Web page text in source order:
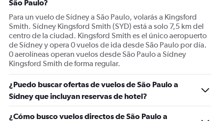
axis
displaying
values.
Range:
0
to
2400.
São Paulo?
Para un vuelo de Sídney a São Paulo, volarás a Kingsford
Smith. Sídney Kingsford Smith (SYD) está a solo 7,5 km del
centro de la ciudad. Kingsford Smith es el único aeropuerto
de Sídney y opera 0 vuelos de ida desde São Paulo por día.
0 aerolíneas operan vuelos desde São Paulo a Sídney
Kingsford Smith de forma regular.
¿Puedo buscar ofertas de vuelos de São Paulo a
Sídney que incluyan reservas de hotel?
¿Cómo busco vuelos directos de São Paulo a